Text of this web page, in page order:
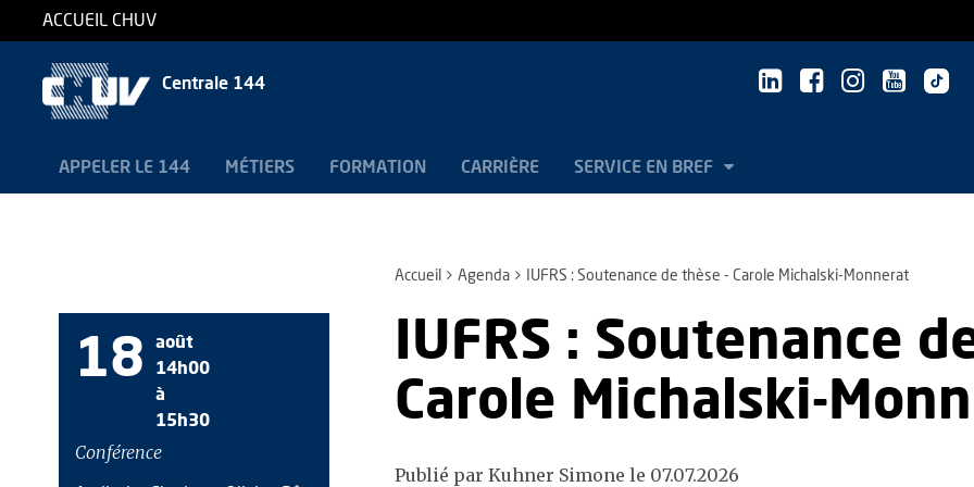
ACCUEIL CHUV
Centrale 144
APPELER LE 144 MÉTIERS FORMATION CARRIÈRE SERVICE EN BREF
Accueil Agenda IUFRS : Soutenance de thèse - Carole Michalski-Monnerat
18
août
14h00
à
15h30
Conférence
IUFRS : Soutenance
Carole Michalski-
Publié par Kuhner Simone le 07.07.2026